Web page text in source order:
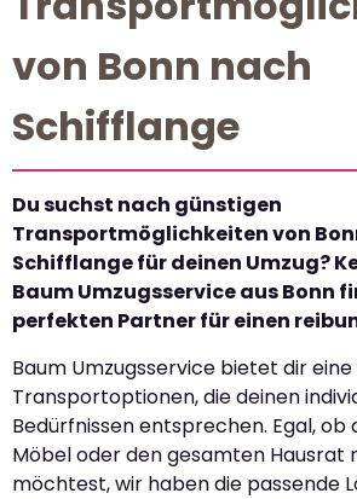
von Bonn nach
Schifflange
Du suchst nach günstigen
Transportmöglichkeiten von
Schifflange für deinen Umzug?
Baum Umzugsservice aus Bonn
perfekten Partner für einen
Baum Umzugsservice bietet dir
Transportoptionen, die deinen
Bedürfnissen entsprechen. Egal, ob
Möbel oder den gesamten Hausrat
möchtest, wir haben die passende